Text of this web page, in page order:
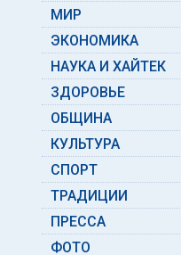
МИР
ЭКОНОМИКА
НАУКА И ХАЙТЕК
ЗДОРОВЬЕ
ОБЩИНА
КУЛЬТУРА
СПОРТ
ТРАДИЦИИ
ПРЕССА
ФОТО